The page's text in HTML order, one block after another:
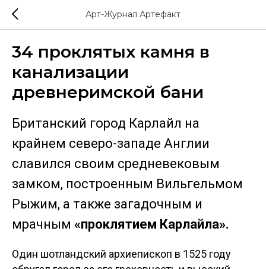
Арт-Журнал Артефакт
34 проклятых камня в
канализации
древнеримской бани
Британский город Карлайл на
крайнем северо-западе Англии
славился своим средневековым
замком, построенным Вильгельмом
Рыжим, а также загадочным и
мрачным «проклятием Карлайла».
Один шотландский архиепископ в 1525 году